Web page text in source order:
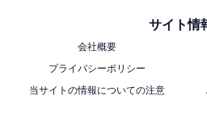
サイト情
会社概要
プライバシーポリシー
当サイトの情報についての注意